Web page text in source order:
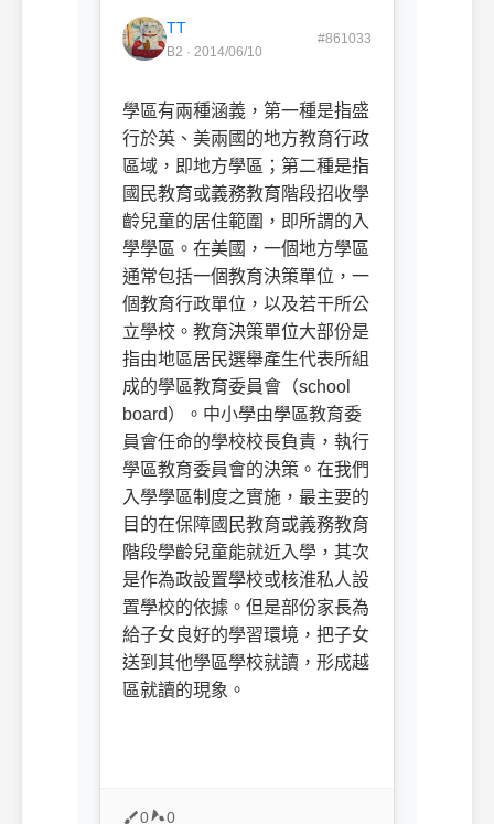
TT
B2 · 2014/06/10
#861033
學區有兩種涵義，第一種是指盛
行於英、美兩國的地方教育行政
區域，即地方學區；第二種是指
國民教育或義務教育階段招收學
齡兒童的居住範圍，即所謂的入
學學區。在美國，一個地方學區
通常包括一個教育決策單位，一
個教育行政單位，以及若干所公
立學校。教育決策單位大部份是
指由地區居民選舉產生代表所組
成的學區教育委員會（school
board）。中小學由學區教育委
員會任命的學校校長負責，執行
學區教育委員會的決策。在我們
入學學區制度之實施，最主要的
目的在保障國民教育或義務教育
階段學齡兒童能就近入學，其次
是作為政設置學校或核淮私人設
置學校的依據。但是部份家長為
給子女良好的學習環境，把子女
送到其他學區學校就讀，形成越
區就讀的現象。
0 0